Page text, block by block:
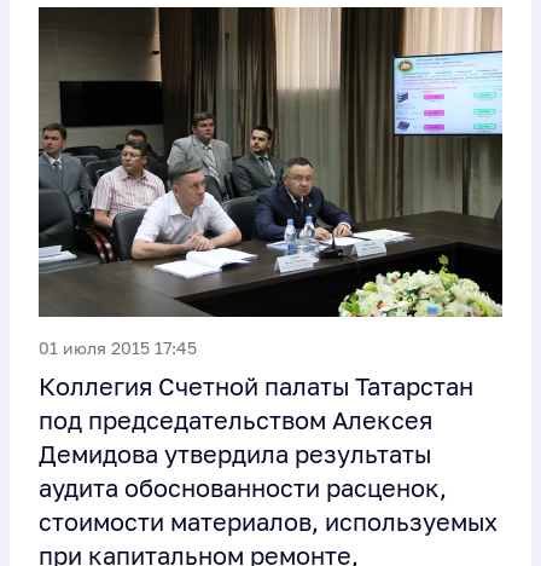
01 июля 2015 17:45
Коллегия Счетной палаты Татарстан
под председательством Алексея
Демидова утвердила результаты
аудита обоснованности расценок,
стоимости материалов, используемых
при капитальном ремонте,